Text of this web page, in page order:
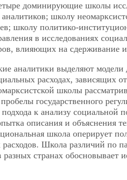
доминирующие школы
школу
школу политико-
в исследованиях
влияющих на сдерживание
аналитики выделяют
расходах, зависящих
школы
государственного
к анализу социальной
описания и объяснения
школа оперирует
Школа различий по
странах обосновывает